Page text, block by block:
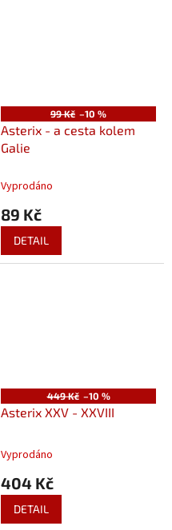
99 Kč –10 %
Asterix - a cesta kolem
Galie
Vyprodáno
89 Kč
DETAIL
449 Kč –10 %
Asterix XXV - XXVIII
Průměrné
produktu
Vyprodáno
404 Kč
DETAIL